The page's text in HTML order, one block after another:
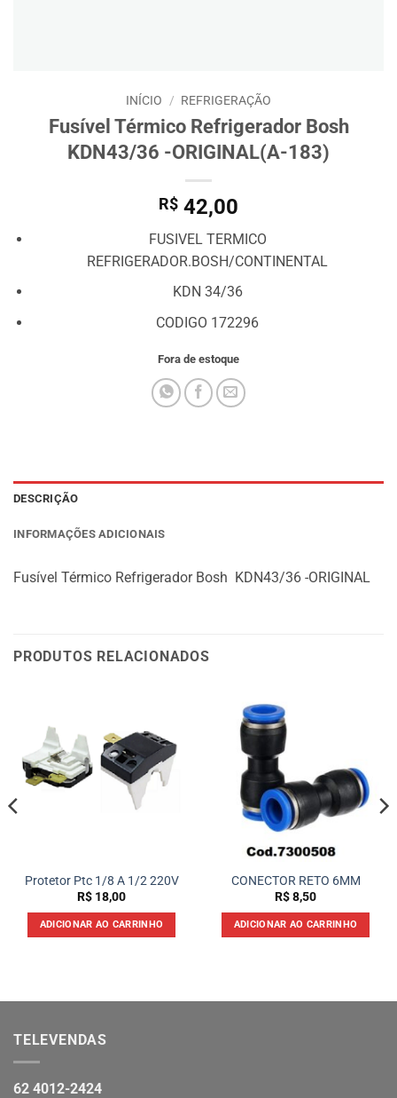
INÍCIO / REFRIGERAÇÃO
Fusível Térmico Refrigerador Bosh
KDN43/36 -ORIGINAL(A-183)
R$ 42,00
FUSIVEL TERMICO
REFRIGERADOR.BOSH/CONTINENTAL
KDN 34/36
CODIGO 172296
Fora de estoque
DESCRIÇÃO
INFORMAÇÕES ADICIONAIS
Fusível Térmico Refrigerador Bosh KDN43/36 -ORIGINAL
PRODUTOS RELACIONADOS
Protetor Ptc 1/8 A 1/2 220V
R$ 18,00
ADICIONAR AO CARRINHO
CONECTOR RETO 6MM
R$8,50
ADICIONAR AO CARRINHO
TELEVENDAS
62 4012-2424